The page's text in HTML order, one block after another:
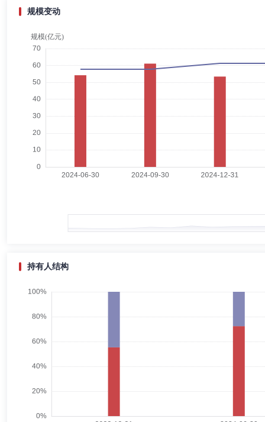
部门经理、经纪分公司运营总监；湘财基金管理有限公司总经理助理兼
车广路 副总经理,投资决策委员会成员,投资总监 学历：
车广路先生：总经理助理，投资总监，工商管理学硕士。曾任泰信基金
任湘财基金管理有限公司总经理助理、投资总监、湘财长顺混合型发起
张国明 副总经理 学历：本科 任职日期：2024-06-28
张国明先生：副总经理，学士学位。曾任中国银行承德分行个人业务部
理、华宸未来基金管理公司信息技术总监、湘财证券股份有限公司基金
任职日期：
刘勇驿先生：投资部总经理，CFA，FRM，金融学硕士。曾任山西证券
券型证券投资基金基金经理、湘财久盛39个月定期开放债券型证券投资
包佳敏
规模变动
持有人结构